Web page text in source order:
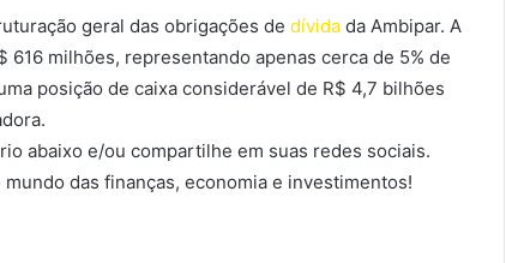
geral das obrigações de dívida da Ambipar. A
milhões, representando apenas cerca de 5% de
posição de caixa considerável de R$ 4,7 bilhões
abaixo e/ou compartilhe em suas redes sociais.
das finanças, economia e investimentos!